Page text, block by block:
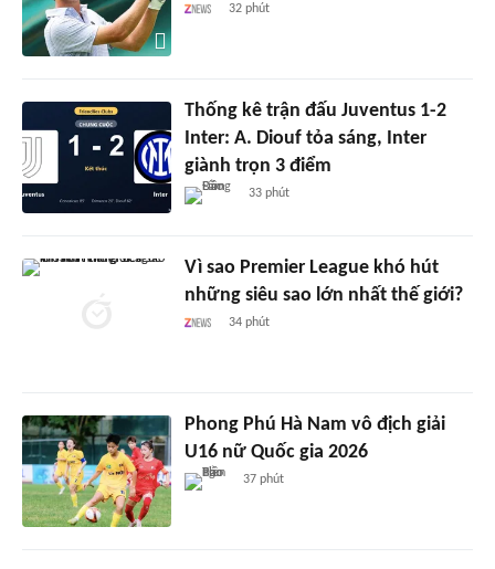
32 phút
Thống kê trận đấu Juventus 1-2
Inter: A. Diouf tỏa sáng, Inter
giành trọn 3 điểm
33 phút
Vì sao Premier League khó hút
những siêu sao lớn nhất thế giới?
34 phút
Phong Phú Hà Nam vô địch giải
U16 nữ Quốc gia 2026
37 phút